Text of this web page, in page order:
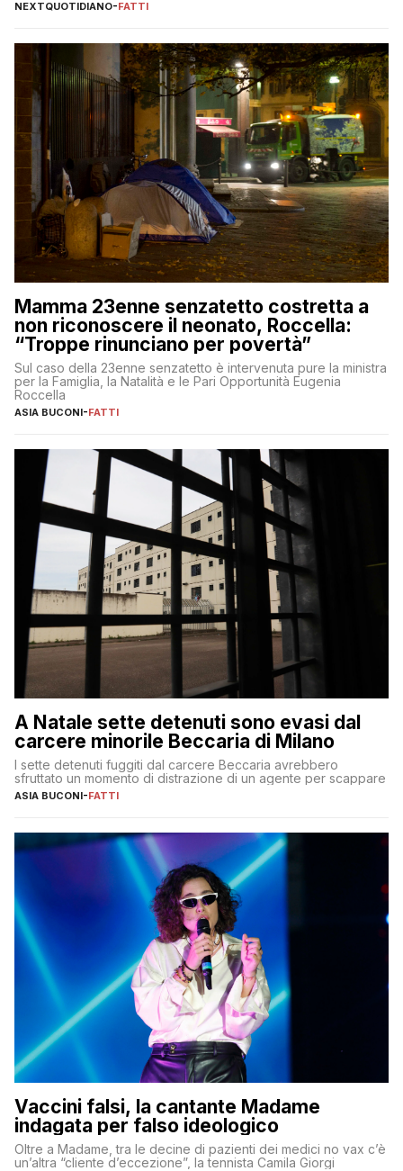
NEXTQUOTIDIANO-FATTI
Mamma 23enne senzatetto costretta a
non riconoscere il neonato, Roccella:
“Troppe rinunciano per povertà”
Sul caso della 23enne senzatetto è intervenuta pure la ministra
per la Famiglia, la Natalità e le Pari Opportunità Eugenia
Roccella
ASIA BUCONI-FATTI
A Natale sette detenuti sono evasi dal
carcere minorile Beccaria di Milano
I sette detenuti fuggiti dal carcere Beccaria avrebbero
sfruttato un momento di distrazione di un agente per scappare
ASIA BUCONI-FATTI
Vaccini falsi, la cantante Madame
indagata per falso ideologico
Oltre a Madame, tra le decine di pazienti dei medici no vax c’è
un’altra “cliente d’eccezione”, la tennista Camila Giorgi